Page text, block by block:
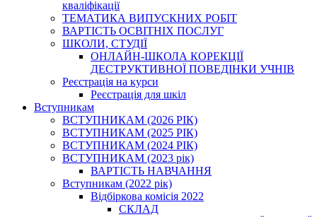
кваліфікації
ТЕМАТИКА ВИПУСКНИХ РОБІТ
ВАРТІСТЬ ОСВІТНІХ ПОСЛУГ
ШКОЛИ, СТУДІЇ
ОНЛАЙН-ШКОЛА КОРЕКЦІЇ
ДЕСТРУКТИВНОЇ ПОВЕДІНКИ УЧНІВ
Реєстрація на курси
Реєстрація для шкіл
Вступникам
ВСТУПНИКАМ (2026 РІК)
ВСТУПНИКАМ (2025 РІК)
ВСТУПНИКАМ (2024 РІК)
ВСТУПНИКАМ (2023 рік)
ВАРТІСТЬ НАВЧАННЯ
Вступникам (2022 рік)
Відбіркова комісія 2022
СКЛАД